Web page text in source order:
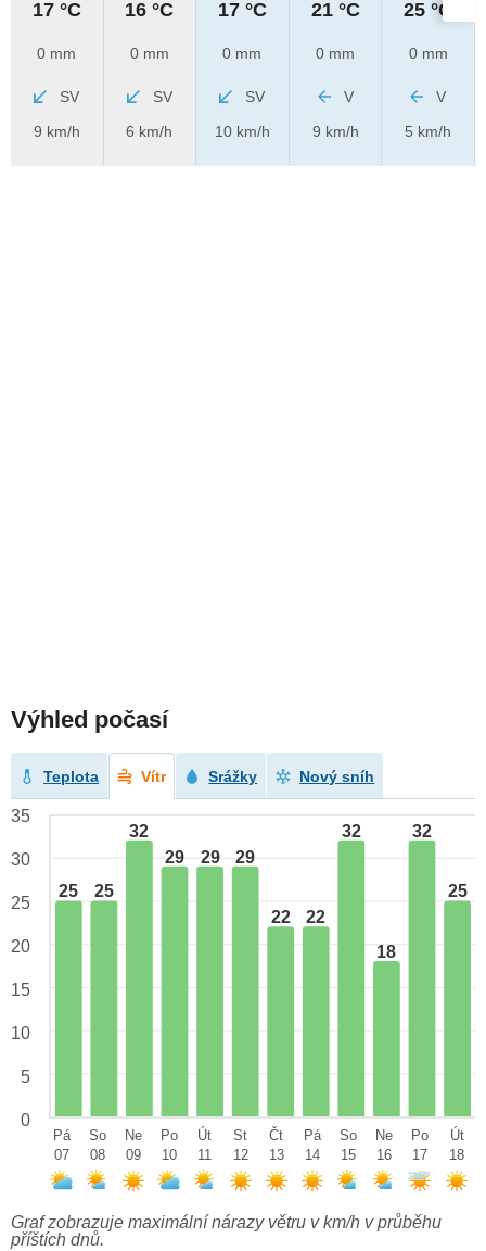
17 °C
0 mm
SV
9 km/h
16 °C
0 mm
SV
6 km/h
17 °C
0 mm
SV
10 km/h
21 °C
0 mm
V
9 km/h
25 °C
0 mm
V
5 km/h
Výhled počasí
Teplota Vítr Srážky Nový sníh
25 25
32
29
29 29
22 22
32
18
32
25
35
30
25
20
15
10
5
0
Pá
07
So
08
Ne
09
Po
10
Út
11
St
12
Čt
13
Pá
14
So
15
Ne
16
Po
17
Út
18
Graf zobrazuje maximální nárazy větru v km/h v průběhu
příštích dnů.